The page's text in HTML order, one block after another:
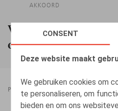
CONSENT
Deze website maakt
We gebruiken cookies om
te personaliseren, om
bieden en om ons
AKKOORD
Wilsgebreken bij een
onderling akkoord
PRESSROOM 22.05.2026